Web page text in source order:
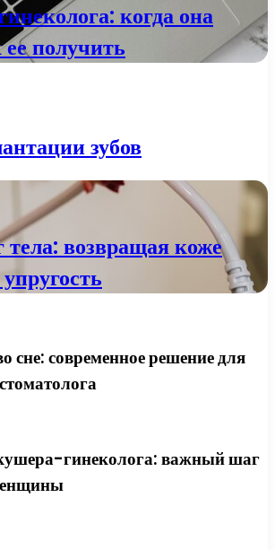
когда она
получить
зубов
возвращая коже
сне: современное решение для
гинеколога: важный шаг